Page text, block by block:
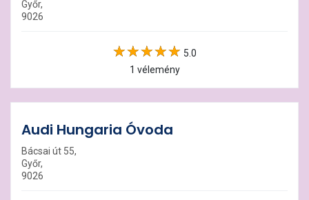
Győr,
9026
5.0
1 vélemény
Audi Hungaria Óvoda
Bácsai út 55,
Győr,
9026